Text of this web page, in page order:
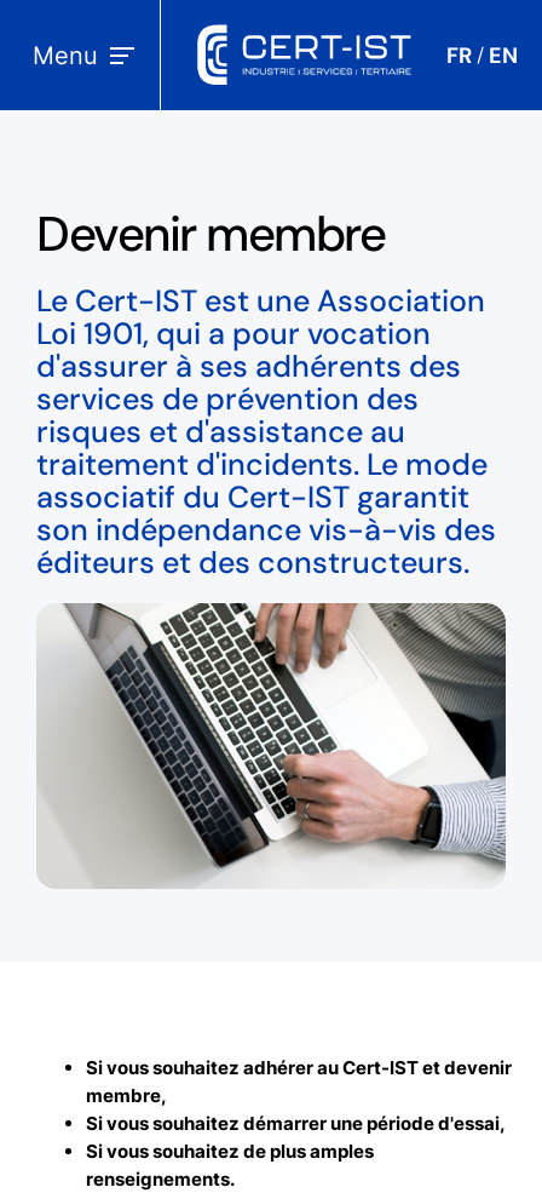
Menu FR / EN
Devenir membre
Le Cert-IST est une Association
Loi 1901, qui a pour vocation
d'assurer à ses adhérents des
services de prévention des
risques et d'assistance au
traitement d'incidents. Le mode
associatif du Cert-IST garantit
son indépendance vis-à-vis des
éditeurs et des constructeurs.
Si vous souhaitez adhérer au Cert-IST et devenir
membre,
Si vous souhaitez démarrer une période d'essai,
Si vous souhaitez de plus amples
renseignements.